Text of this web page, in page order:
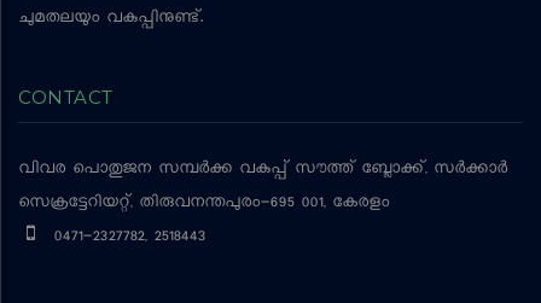
ചുമതലയും വകുപ്പിനുണ്ട്.
CONTACT
വിവര പൊതുജന സമ്പര്‍ക്ക വകുപ്പ് സൗത്ത് ബ്ലോക്ക്, സര്‍ക്കാര്‍
സെക്രട്ടേറിയറ്റ്, തിരുവനന്തപുരം-695 001, കേരളം
0471-2327782, 2518443